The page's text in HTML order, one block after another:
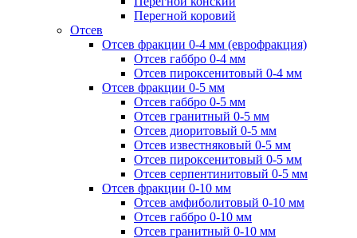
Перегной коровий
Отсев
Отсев фракции 0-4 мм (еврофракция)
Отсев габбро 0-4 мм
Отсев пироксенитовый 0-4 мм
Отсев фракции 0-5 мм
Отсев габбро 0-5 мм
Отсев гранитный 0-5 мм
Отсев диоритовый 0-5 мм
Отсев известняковый 0-5 мм
Отсев пироксенитовый 0-5 мм
Отсев серпентинитовый 0-5 мм
Отсев фракции 0-10 мм
Отсев амфиболитовый 0-10 мм
Отсев габбро 0-10 мм
Отсев гранитный 0-10 мм